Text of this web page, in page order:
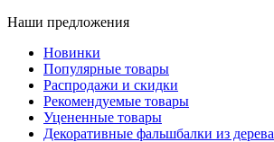
Наши предложения
Новинки
Популярные товары
Распродажи и скидки
Рекомендуемые товары
Уцененные товары
Декоративные фальшбалки из дерева